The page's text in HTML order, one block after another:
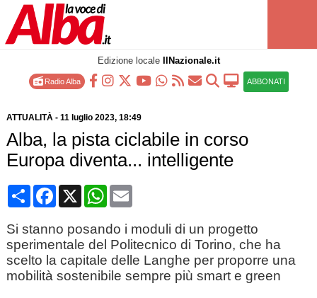
Edizione locale IlNazionale.it
Radio Alba ABBONATI
ATTUALITÀ- 11 luglio 2023, 18:49
Alba, la pista ciclabile in corso
Europa diventa... intelligente
CondividiFacebook
X WhatsApp
Email
Si stanno posando i moduli di un progetto
sperimentale del Politecnico di Torino, che ha
scelto la capitale delle Langhe per proporre una
mobilità sostenibile sempre più smart e green